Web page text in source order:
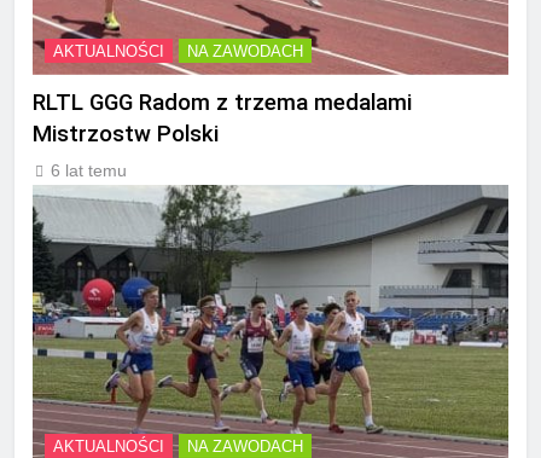
AKTUALNOŚCI NA ZAWODACH
RLTL GGG Radom z trzema medalami
Mistrzostw Polski
6 lat temu
AKTUALNOŚCI NA ZAWODACH